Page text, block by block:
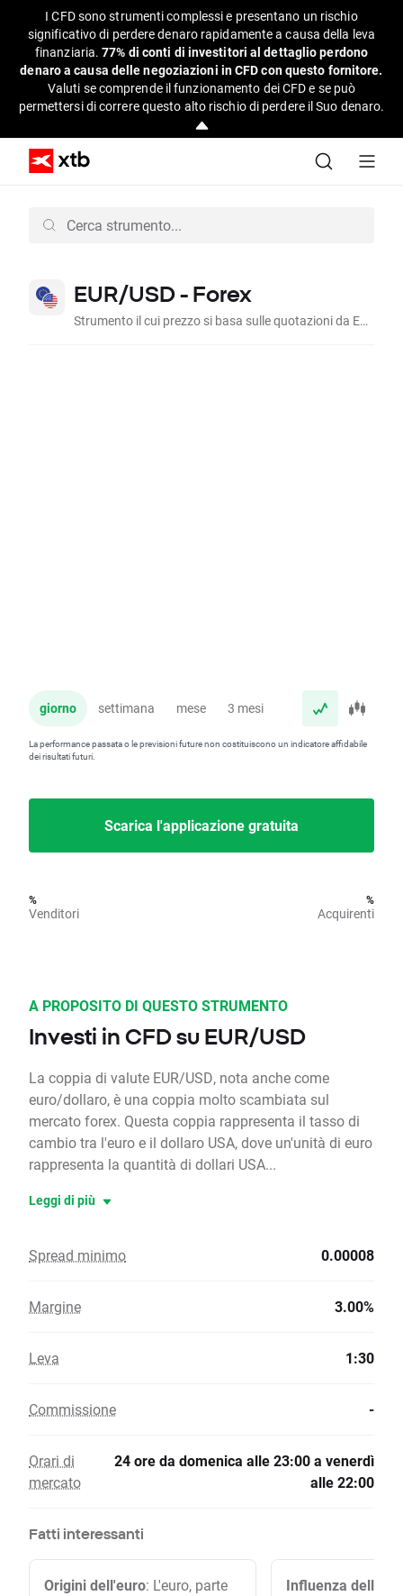
I CFD sono strumenti complessi e presentano un rischio
significativo di perdere denaro rapidamente a causa della leva
finanziaria.77% di conti di investitori al dettaglio perdono
denaro a causa delle negoziazioni in CFD con questo fornitore.
Valuti se comprende il funzionamento dei CFD e se può
permettersi di correre questo alto rischio di perdere il Suo denaro.
EUR/USD - Forex
Strumento il cui prezzo si basa sulle quotazioni da Euro a Dollaro Americano sul mercato interbancario.
giorno settimana mese 3 mesi anno
La performance passata o le previsioni future non costituiscono un indicatore affidabile
dei risultati futuri.
Scarica l'applicazione gratuita
%
Venditori
%
Acquirenti
A PROPOSITO DI QUESTO STRUMENTO
Investi in CFD su EUR/USD
La coppia di valute EUR/USD, nota anche come
euro/dollaro, è una coppia molto scambiata sul
mercato forex. Questa coppia rappresenta il tasso di
cambio tra l'euro e il dollaro USA, dove un'unità di euro
rappresenta la quantità di dollari USA...
Leggi di più
Spread minimo 0.00008
Margine 3.00%
Leva 1:30
Commissione -
Orari di
mercato
24 ore da domenica alle 23:00 a venerdì
alle 22:00
Fatti interessanti
Origini dell'euro: L'euro, parte
Influenza delle